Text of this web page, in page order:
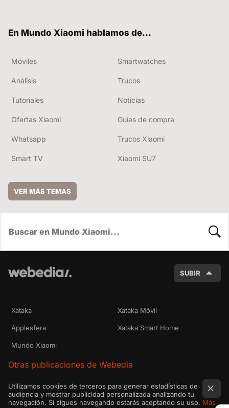
En Mundo Xiaomi hablamos de...
Móviles Smartwatches
Análisis Trucos
Tutoriales Noticias
Ofertas Xiaomi Guías de compra
Whatsapp Trucos Xiaomi
Smart TV Xiaomi SU7
VER MÁS TEMAS
SUBIR
Xataka Xataka Móvil
Applesfera Xataka Smart Home
Mundo Xiaomi
Otras publicaciones de Webedia
Utilizamos cookies de terceros para generar estadísticas de
audiencia y mostrar publicidad personalizada analizando tu
navegación. Si sigues navegando estarás aceptando su uso. Más